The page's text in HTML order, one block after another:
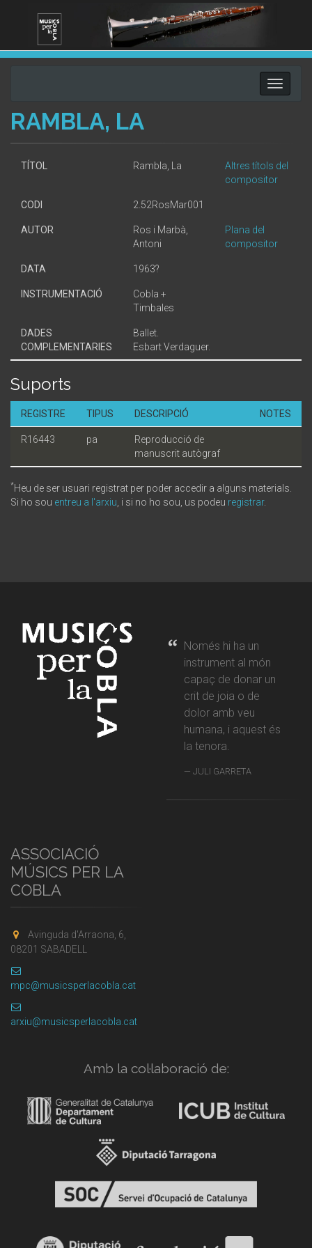
Toggle
RAMBLA, LA
TÍTOL Rambla, La
Altres títols del
compositor
CODI 2.52RosMar001
AUTOR
Ros i Marbà,
Antoni
Plana del
compositor
DATA 1963?
INSTRUMENTACIÓ
Cobla +
Timbales
DADES
COMPLEMENTARIES
Ballet.
Esbart Verdaguer.
Suports
REGISTRE TIPUS DESCRIPCIÓ NOTES
R16443 pa
Reproducció de
manuscrit autògraf
*Heu de ser usuari registrat per poder accedir a alguns materials.
Si ho sou entreu a l'arxiu , i si no ho sou, us podeu registrar.
Només hi ha un
instrument al món
capaç de donar un
crit de joia o de
dolor amb veu
humana, i aquest és
la tenora.
JULI GARRETA
ASSOCIACIÓ
MÚSICS PER LA
COBLA
Avinguda d'Arraona, 6,
08201 SABADELL
mpc@musicsperlacobla.cat
arxiu@musicsperlacobla.cat
Amb la col·laboració de: